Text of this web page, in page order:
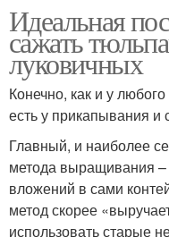
Идеальная
сажать
луковичных
Конечно, как и у
есть у прикапывания и
Главный, и наиболее
метода выращивания –
вложений в сами
метод скорее
использовать старые